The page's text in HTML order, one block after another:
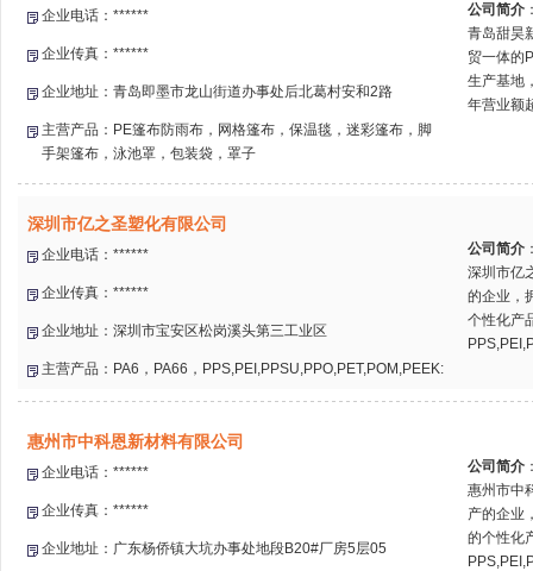
企业电话：******
企业传真：******
企业地址：青岛即墨市龙山街道办事处后北葛村安和2路
主营产品：PE篷布防雨布，网格篷布，保温毯，迷彩篷布，脚
手架篷布，泳池罩，包装袋，罩子
公司简介
青岛甜昊
贸一体的
生产基地
年营业额
深圳市亿之圣塑化有限公司
企业电话：******
企业传真：******
企业地址：深圳市宝安区松岗溪头第三工业区
主营产品：PA6，PA66，PPS,PEI,PPSU,PPO,PET,POM,PEEK:
公司简介
深圳市亿
的企业，
个性化产
惠州市中科恩新材料有限公司
企业电话：******
企业传真：******
企业地址：广东杨侨镇大坑办事处地段B20#厂房5层05
公司简介
惠州市中
产的企业
的个性化